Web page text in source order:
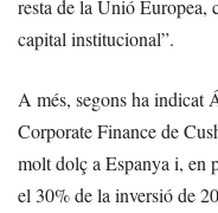
resta de la Unió Europea,
capital institucional”.
A més, segons ha
Corporate Finance de
molt dolç a Espanya i, en
el 30% de la inversió de